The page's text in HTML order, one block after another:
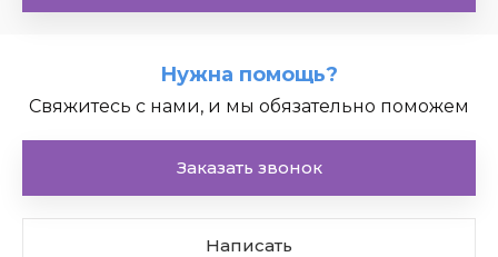
Мощности
Нужна помощь?
Свяжитесь с нами, и мы обязательно поможем
Заказать звонок
Написать